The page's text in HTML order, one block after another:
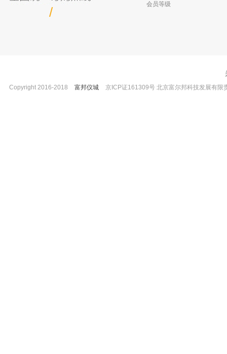
/
会员等级
Copyright 2016-2018
富邦仪城 京ICP证161309号 北京富尔邦科技发展有